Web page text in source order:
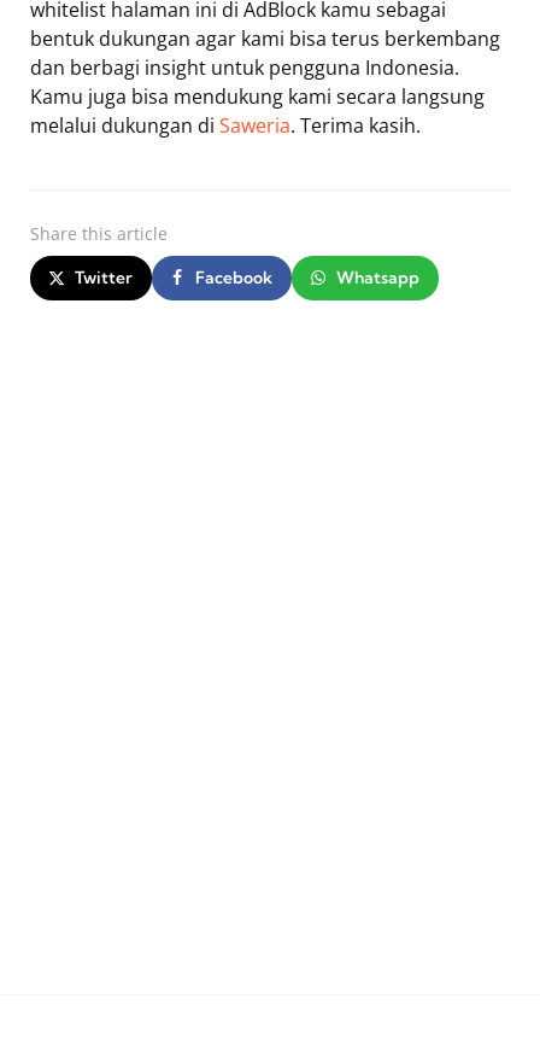
whitelist halaman ini di AdBlock kamu sebagai
bentuk dukungan agar kami bisa terus berkembang
dan berbagi insight untuk pengguna Indonesia.
Kamu juga bisa mendukung kami secara langsung
melalui dukungan di Saweria. Terima kasih.
Share this article
Twitter Facebook Whatsapp